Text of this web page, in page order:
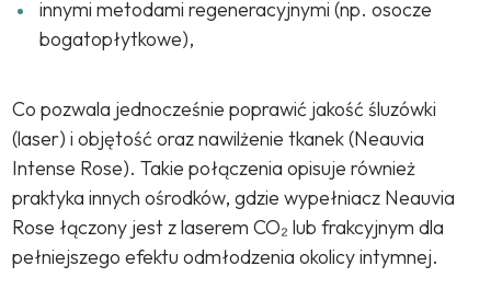
innymi metodami regeneracyjnymi (np. osocze
bogatopłytkowe),
Co pozwala jednocześnie poprawić jakość śluzówki
(laser) i objętość oraz nawilżenie tkanek (Neauvia
Intense Rose). Takie połączenia opisuje również
praktyka innych ośrodków, gdzie wypełniacz Neauvia
Rose łączony jest z laserem CO₂ lub frakcyjnym dla
pełniejszego efektu odmłodzenia okolicy intymnej.